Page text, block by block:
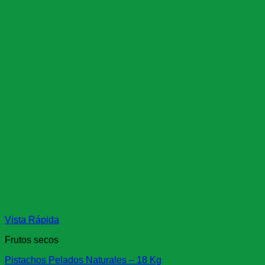
Vista Rápida
Frutos secos
Pistachos Pelados Naturales – 18 Kg